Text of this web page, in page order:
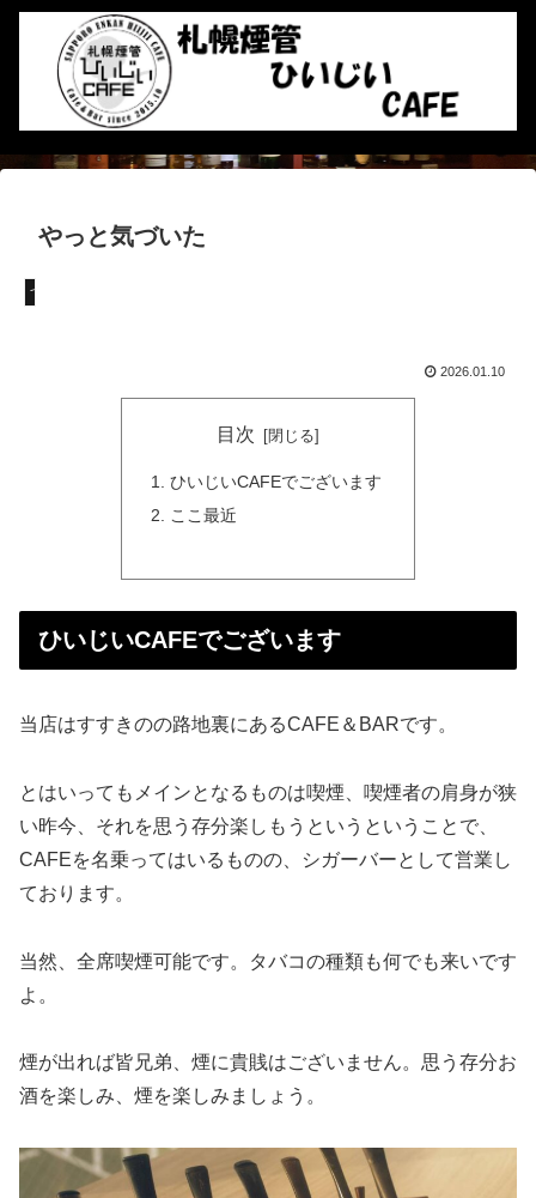
やっと気づいた
つぶやき
2026.01.10
目次
ひいじいCAFEでございます
ここ最近
ひいじいCAFEでございます
当店はすすきのの路地裏にあるCAFE＆BARです。
とはいってもメインとなるものは喫煙、喫煙者の肩身が狭
い昨今、それを思う存分楽しもうというということで、
CAFEを名乗ってはいるものの、シガーバーとして営業し
ております。
当然、全席喫煙可能です。タバコの種類も何でも来いです
よ。
煙が出れば皆兄弟、煙に貴賎はございません。思う存分お
酒を楽しみ、煙を楽しみましょう。